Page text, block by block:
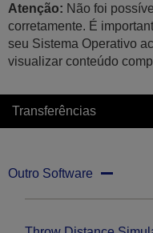
Atenção: Não foi
corretamente. É
seu Sistema Operativo
visualizar conteúdo
Transferências
Outro Software